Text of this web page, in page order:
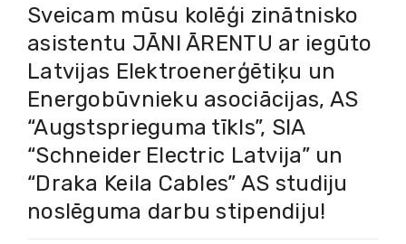
Sveicam mūsu kolēģi zinātnisko
asistentu JĀNI ĀRENTU ar iegūto
Latvijas Elektroenerģētiķu un
Energobūvnieku asociācijas, AS
“Augstsprieguma tīkls”, SIA
“Schneider Electric Latvija” un
“Draka Keila Cables” AS studiju
noslēguma darbu stipendiju!